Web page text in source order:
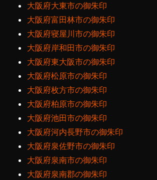
大阪府大東市の御朱印
大阪府富田林市の御朱印
大阪府寝屋川市の御朱印
大阪府岸和田市の御朱印
大阪府東大阪市の御朱印
大阪府松原市の御朱印
大阪府枚方市の御朱印
大阪府柏原市の御朱印
大阪府池田市の御朱印
大阪府河内長野市の御朱印
大阪府泉佐野市の御朱印
大阪府泉南市の御朱印
大阪府泉南郡の御朱印